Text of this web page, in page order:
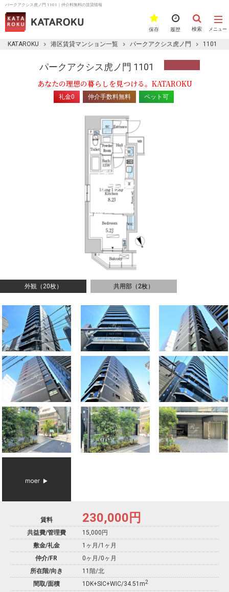
パークアクシス虎ノ門 1101｜仲介料無料の賃貸情報
メニュー
検索
履歴
保存
KATAROKU 港区賃貸マンション一覧 パークアクシス虎ノ門 1101
パークアクシス虎ノ門 1101
あなたの理想の暮らしを見つける。KATAROKU
礼金0 仲介手数料無料 ペット可
外観（20枚） 共用部（2枚）
賃料 230,000 円
共益費/管理費
15,000円
敷金/礼金
1ヶ月 /1ヶ月
仲介/FR
0ヶ月 /0ヶ月
所在階/向き
11階/北
間取/面積
1DK+SIC+WIC/34.51m2